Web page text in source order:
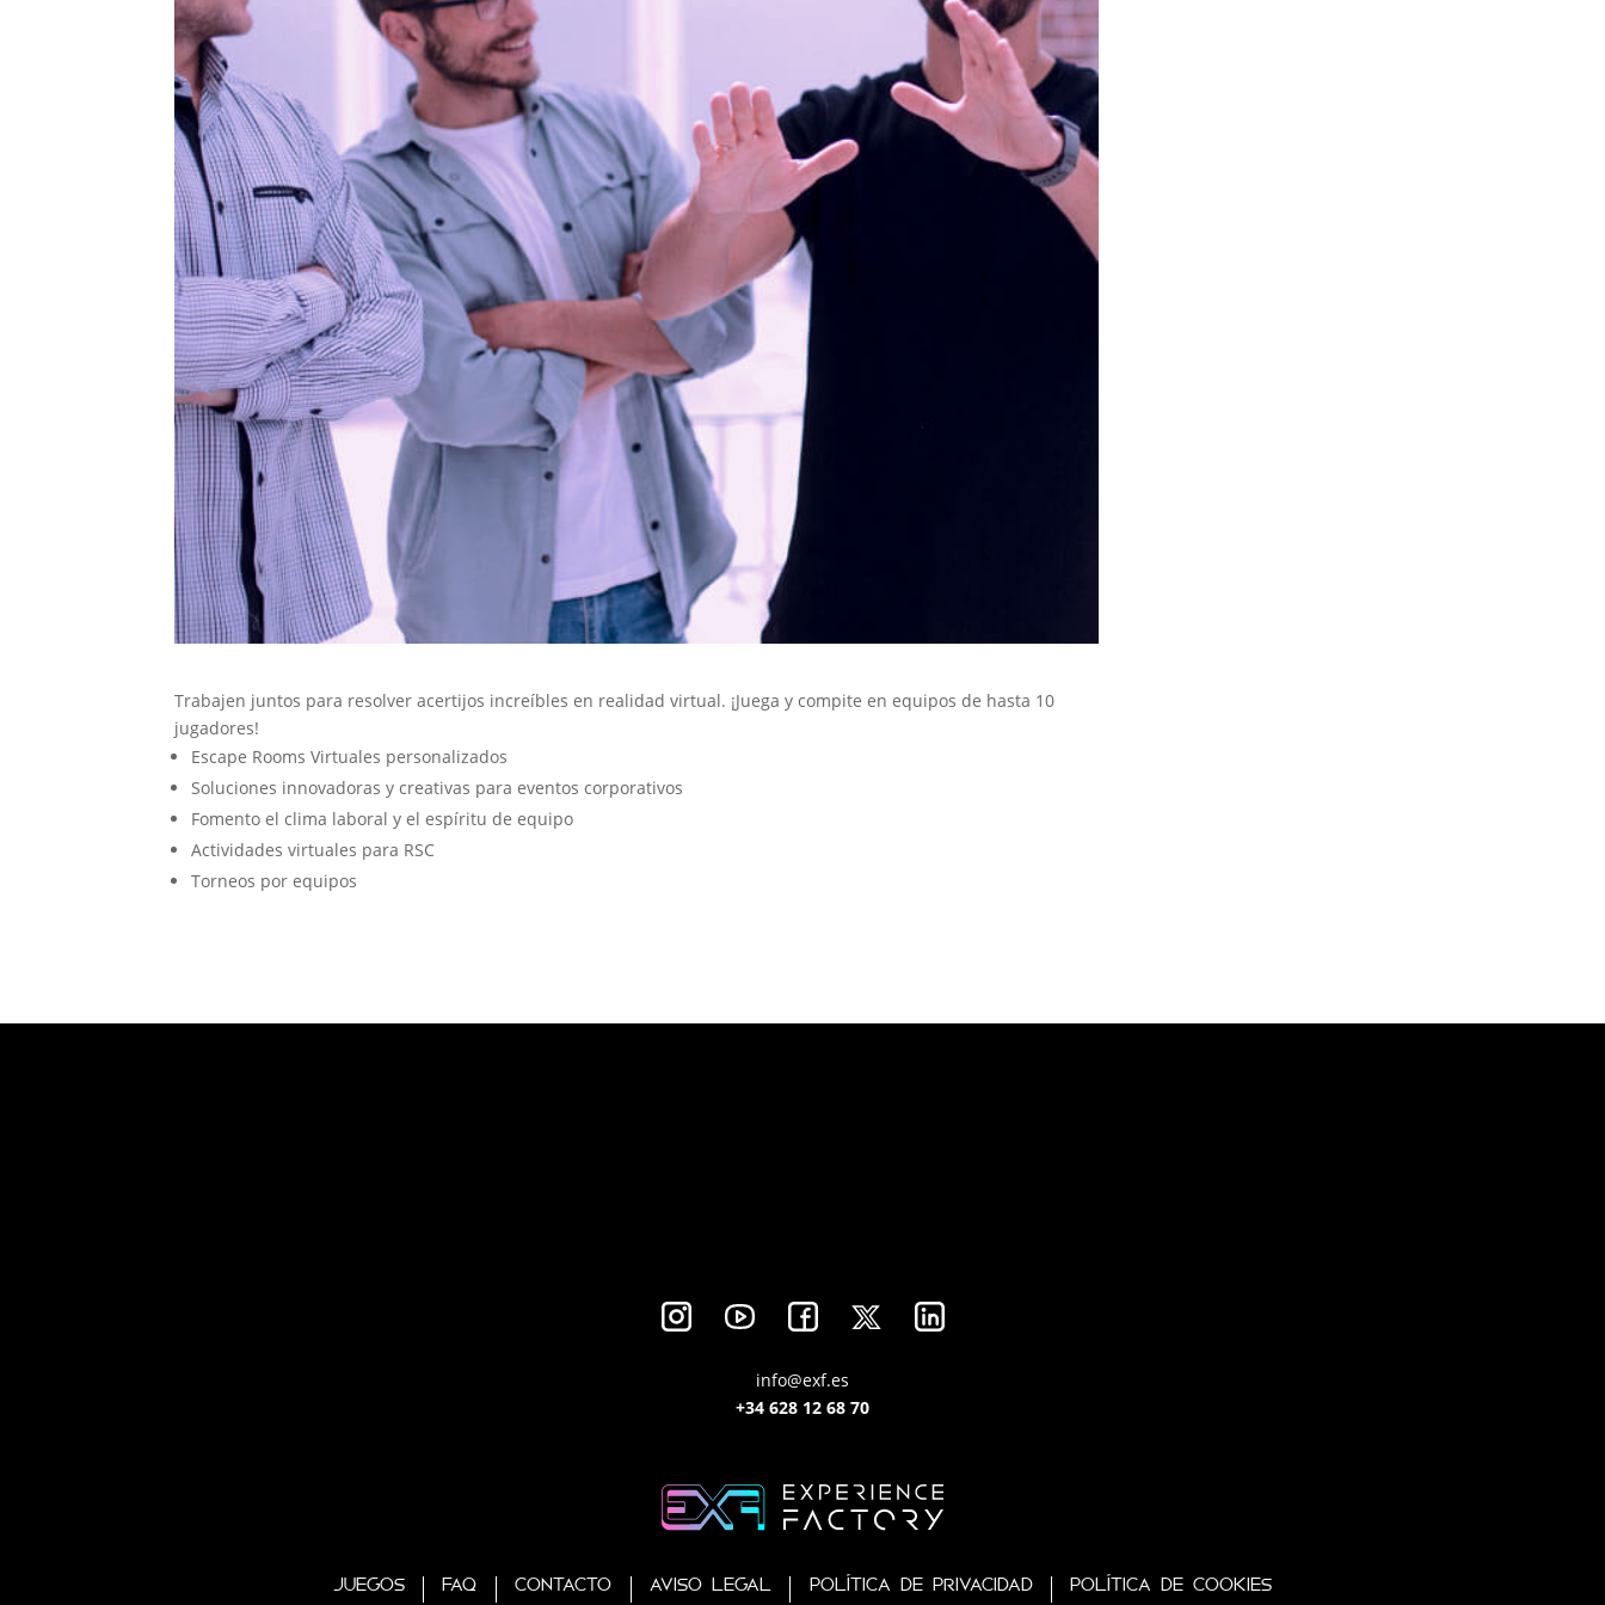
Trabajen juntos para resolver acertijos increíbles en realidad virtual. ¡Juega y compite en equipos de hasta 10
jugadores!
Escape Rooms Virtuales personalizados
Soluciones innovadoras y creativas para eventos corporativos
Fomento el clima laboral y el espíritu de equipo
Actividades virtuales para RSC
Torneos por equipos
info@exf.es
+34 628 12 68 70
JUEGOS FAQ CONTACTO AVISO LEGAL POLÍTICA DE PRIVACIDAD POLÍTICA DE COOKIES